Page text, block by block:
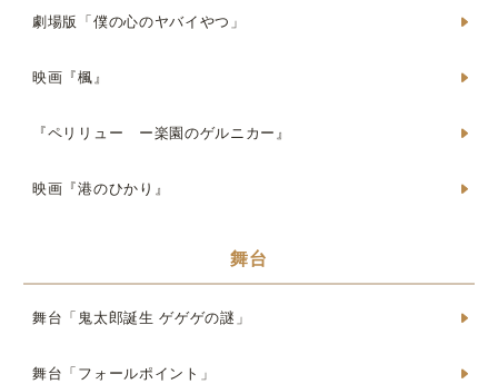
劇場版「僕の心のヤバイやつ」
映画『楓』
『ペリリュー ー楽園のゲルニカー』
映画『港のひかり』
舞台
舞台「鬼太郎誕生 ゲゲゲの謎」
舞台「フォールポイント」